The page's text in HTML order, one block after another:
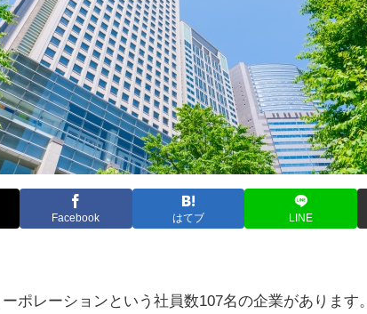
Facebook はてブ LINE
ポレーションという社員数107名の企業があります。